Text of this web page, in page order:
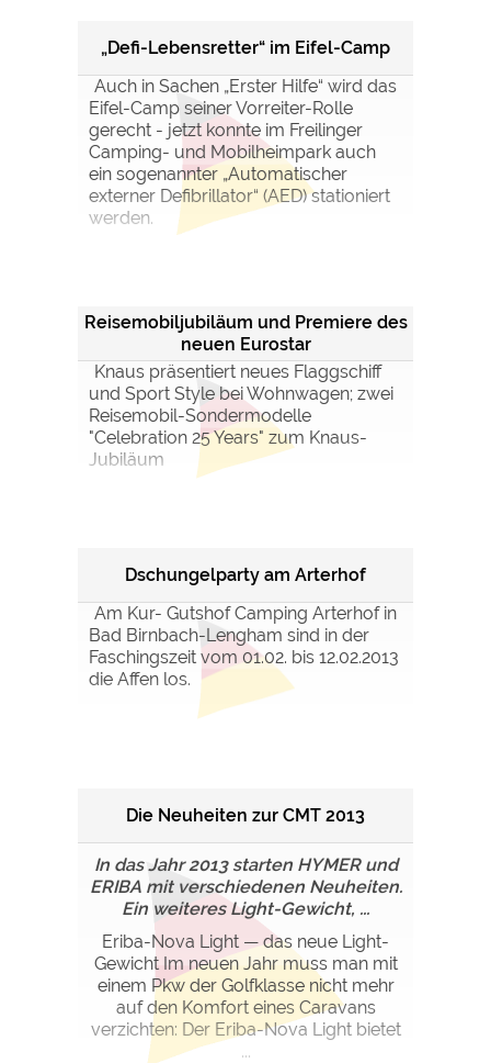
„Defi-Lebensretter“ im Eifel-Camp
Auch in Sachen „Erster Hilfe“ wird das
Eifel-Camp seiner Vorreiter-Rolle
gerecht - jetzt konnte im Freilinger
Camping- und Mobilheimpark auch
ein sogenannter „Automatischer
externer Defibrillator“ (AED) stationiert
werden.
Reisemobiljubiläum und Premiere des
neuen Eurostar
Knaus präsentiert neues Flaggschiff
und Sport Style bei Wohnwagen; zwei
Reisemobil-Sondermodelle
"Celebration 25 Years" zum Knaus-
Jubiläum
Dschungelparty am Arterhof
Am Kur- Gutshof Camping Arterhof in
Bad Birnbach-Lengham sind in der
Faschingszeit vom 01.02. bis 12.02.2013
die Affen los.
Die Neuheiten zur CMT 2013
In das Jahr 2013 starten HYMER und
ERIBA mit verschiedenen Neuheiten.
Ein weiteres Light-Gewicht, ...
Eriba-Nova Light — das neue Light-
Gewicht Im neuen Jahr muss man mit
einem Pkw der Golfklasse nicht mehr
auf den Komfort eines Caravans
verzichten: Der Eriba-Nova Light bietet
...